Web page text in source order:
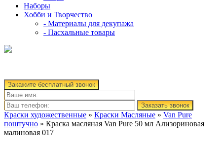
Наборы
Хобби и Творчество
- Материалы для декупажа
- Пасхальные товары
Закажите бесплатный звонок
Заказать звонок
Краски художественные » Краски Масляные » Van Pure
поштучно » Краска масляная Van Pure 50 мл Ализориновая
малиновая 017